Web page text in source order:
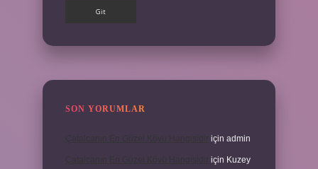
SON YORUMLAR
için admin
için Kuzey